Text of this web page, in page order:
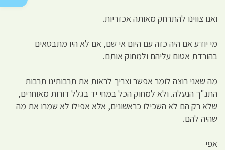
ואנו צווינו להתרחק מאותה אכזריות.
מי יודע אם היה כזה עם היום אי שם, אם לא היו מתבטאים
בהורדת אטום עליהם ולמחוק אותם.
מה שאני רוצה לומר אפשר וצריך לראות את תרבותינו תרבות
התנ"ך הנעלה. ולא למחוק הכל במחי יד בגלל דורות מאוחרים,
שלא רק הם לא השכילו כראשונים, אלא אפילו לא שמרו את מה
שהיה להם.
אפי